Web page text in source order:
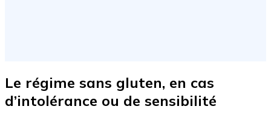
Le régime sans gluten, en cas
d’intolérance ou de sensibilité